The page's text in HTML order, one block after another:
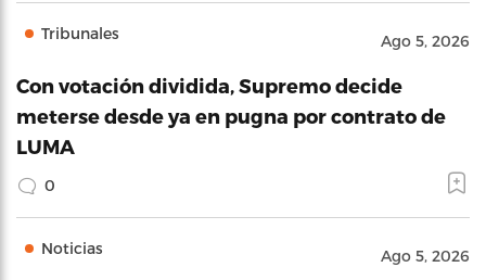
Tribunales Ago 5, 2026
Con votación dividida, Supremo decide
meterse desde ya en pugna por contrato de
LUMA
0
Noticias Ago 5, 2026